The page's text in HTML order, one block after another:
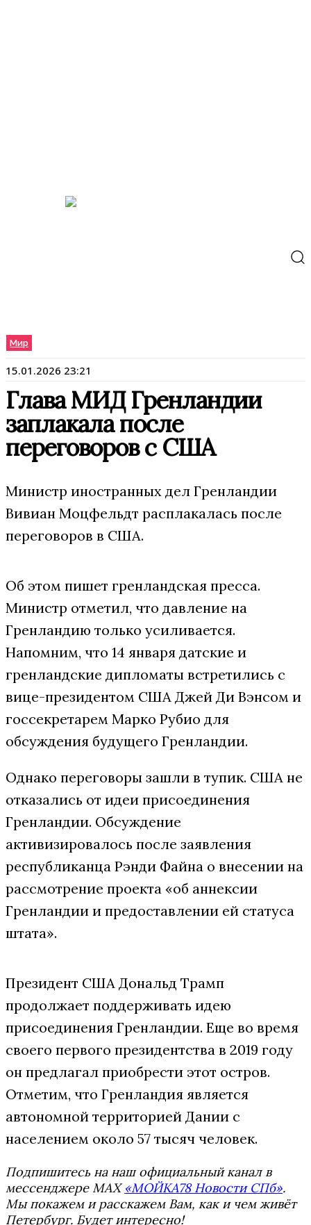
Мир
15.01.2026 23:21
Глава МИД Гренландии
заплакала после
переговоров с США
Министр иностранных дел Гренландии
Вивиан Моцфельдт расплакалась после
переговоров в США.
Об этом пишет гренландская пресса.
Министр отметил, что давление на
Гренландию только усиливается.
Напомним, что 14 января датские и
гренландские дипломаты встретились с
вице-президентом США Джей Ди Вэнсом и
госсекретарем Марко Рубио для
обсуждения будущего Гренландии.
Однако переговоры зашли в тупик. США не
отказались от идеи присоединения
Гренландии. Обсуждение
активизировалось после заявления
республиканца Рэнди Файна о внесении на
рассмотрение проекта «об аннексии
Гренландии и предоставлении ей статуса
штата».
Президент США Дональд Трамп
продолжает поддерживать идею
присоединения Гренландии. Еще во время
своего первого президентства в 2019 году
он предлагал приобрести этот остров.
Отметим, что Гренландия является
автономной территорией Дании с
населением около 57 тысяч человек.
Подпишитесь на наш официальный канал в
мессенджере MAX«МОЙКА78 Новости СПб».
Мы покажем и расскажем Вам, как и чем живёт
Петербург. Будет интересно!